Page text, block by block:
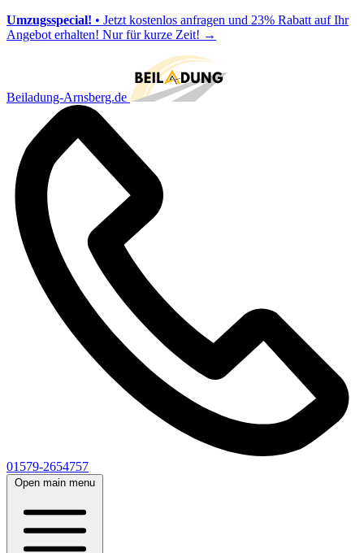
Umzugsspecial! • Jetzt kostenlos anfragen und 23% Rabatt auf Ihr
Angebot erhalten! Nur für kurze Zeit! →
Beiladung-Arnsberg.de
01579-2654757
Open main menu